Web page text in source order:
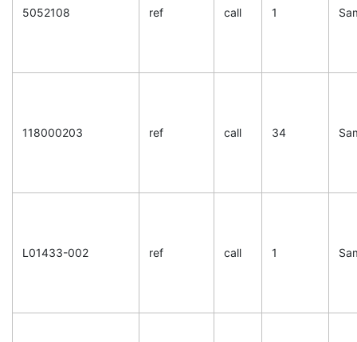
5052108 ref call 1
118000203 ref call 34
L01433-002 ref call 1